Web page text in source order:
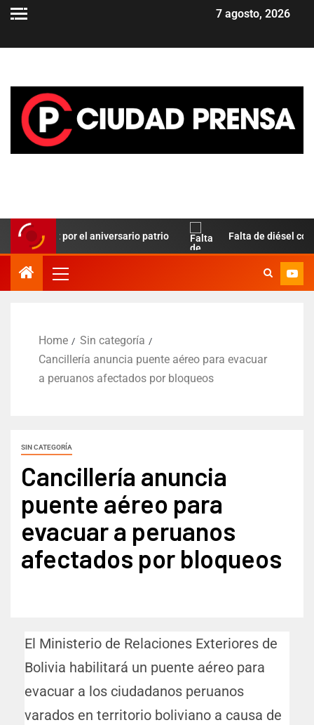
7 agosto, 2026
Paz por el aniversario patrio Falta de diésel complica
Home
Sin categoría
Cancillería anuncia puente aéreo para evacuar
a peruanos afectados por bloqueos
SIN CATEGORÍA
Cancillería anuncia
puente aéreo para
evacuar a peruanos
afectados por bloqueos
El Ministerio de Relaciones Exteriores de
Bolivia habilitará un puente aéreo para
evacuar a los ciudadanos peruanos
varados en territorio boliviano a causa de